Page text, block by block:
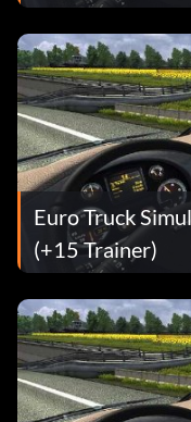
Euro Truck
(+15 Trainer)